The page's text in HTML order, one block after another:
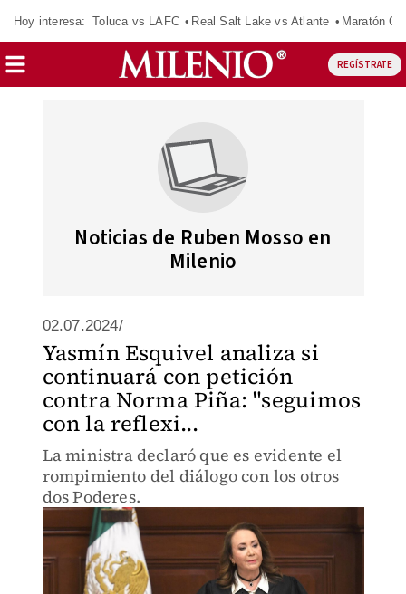
Hoy interesa: Toluca vs LAFC Real Salt Lake vs Atlante Maratón
REGÍSTRATE
Noticias de Ruben Mosso en
Milenio
02.07.2024/
Yasmín Esquivel analiza si
continuará con petición
contra Norma Piña: "seguimos
con la reflexi...
La ministra declaró que es evidente el
rompimiento del diálogo con los otros
dos Poderes.